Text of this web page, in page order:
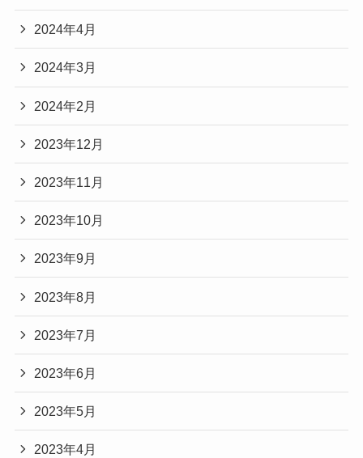
2024年4月
2024年3月
2024年2月
2023年12月
2023年11月
2023年10月
2023年9月
2023年8月
2023年7月
2023年6月
2023年5月
2023年4月